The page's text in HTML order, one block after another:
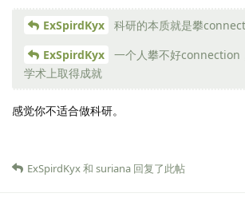
ExSpirdKyx
科研的本质就是攀
ExSpirdKyx
一个人攀不好connection
学术上取得成就
感觉你不适合做科研。
ExSpirdKyx和 suriana 回复了此帖